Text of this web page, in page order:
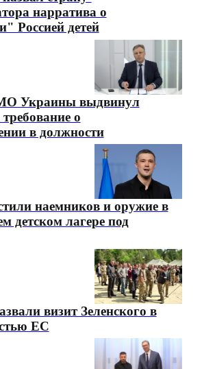
нарратива о
Россией детей
Украины выдвинул
о
в должности
наемников и оружие в
детском лагере под
визит Зеленского в
ЕС